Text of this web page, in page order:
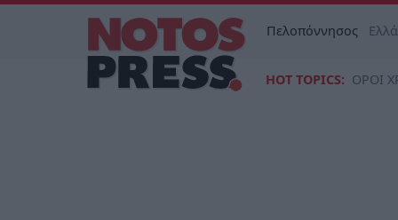
Πελοπόννησος
HOT TOPICS: ΟΡΟΙ